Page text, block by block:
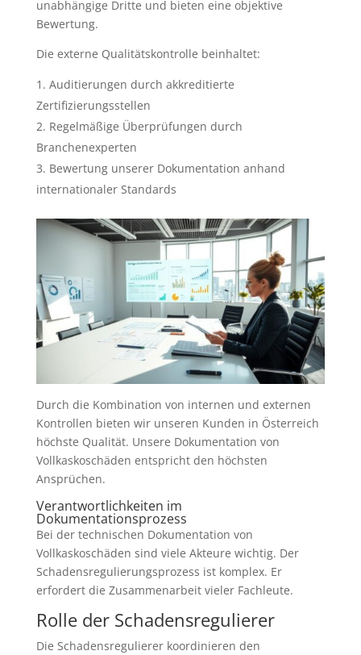
unabhängige Dritte und bieten eine objektive
Bewertung.
Die externe Qualitätskontrolle beinhaltet:
Auditierungen durch akkreditierte
Zertifizierungsstellen
Regelmäßige Überprüfungen durch
Branchenexperten
Bewertung unserer Dokumentation anhand
internationaler Standards
Durch die Kombination von internen und externen
Kontrollen bieten wir unseren Kunden in Österreich
höchste Qualität. Unsere Dokumentation von
Vollkaskoschäden entspricht den höchsten
Ansprüchen.
Verantwortlichkeiten im
Dokumentationsprozess
Bei der technischen Dokumentation von
Vollkaskoschäden sind viele Akteure wichtig. Der
Schadensregulierungsprozess ist komplex. Er
erfordert die Zusammenarbeit vieler Fachleute.
Rolle der Schadensregulierer
Die Schadensregulierer koordinieren den